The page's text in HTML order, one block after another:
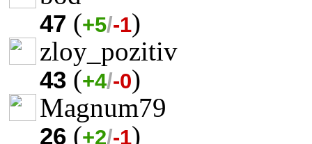
47 (+5/-1)
zloy_pozitiv
43 (+4/-0)
Magnum79
26 (+2/-1)